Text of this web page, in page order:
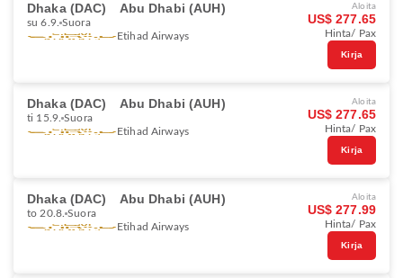
Dhaka (DAC) Abu Dhabi (AUH)
su 6.9. Suora
Etihad Airways
Aloita
US$ 277.65
Hinta/ Pax
Kirja
Dhaka (DAC) Abu Dhabi (AUH)
ti 15.9. Suora
Etihad Airways
Aloita
US$ 277.65
Hinta/ Pax
Kirja
Dhaka (DAC) Abu Dhabi (AUH)
to 20.8. Suora
Etihad Airways
Aloita
US$ 277.99
Hinta/ Pax
Kirja